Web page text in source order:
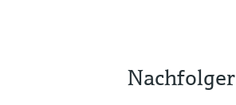
Nachfolger